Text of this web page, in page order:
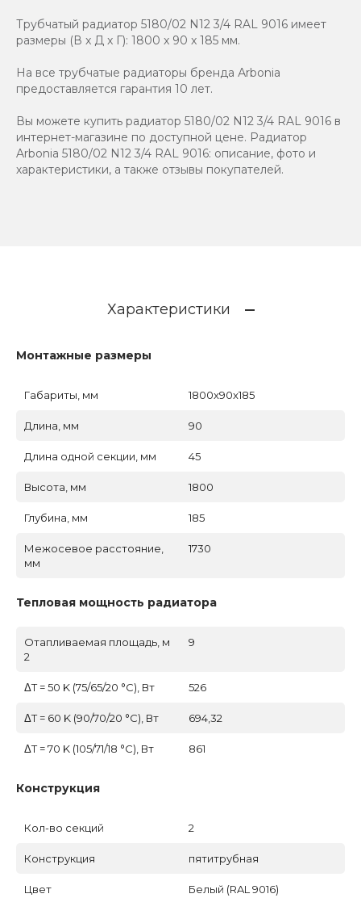
Трубчатый радиатор 5180/02 N12 3/4 RAL 9016 имеет
размеры (В x Д x Г): 1800 x 90 x 185 мм.
На все трубчатые радиаторы бренда Аrbonia
предоставляется гарантия 10 лет.
Вы можете купить радиатор 5180/02 N12 3/4 RAL 9016 в
интернет-магазине по доступной цене. Радиатор
Arbonia 5180/02 N12 3/4 RAL 9016: описание, фото и
характеристики, а также отзывы покупателей.
Характеристики
Монтажные размеры
Габариты, мм 1800x90x185
Длина, мм 90
Длина одной секции, мм 45
Высота, мм 1800
Глубина, мм 185
Межосевое расстояние,
мм
1730
Тепловая мощность радиатора
Отапливаемая площадь, м
2
9
ΔT = 50 K (75/65/20 °C), Вт 526
ΔT = 60 K (90/70/20 °C), Вт 694,32
ΔT = 70 K (105/71/18 °C), Вт 861
Конструкция
Кол-во секций 2
Конструкция пятитрубная
Цвет Белый (RAL 9016)